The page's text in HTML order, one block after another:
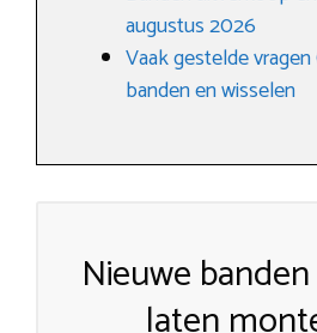
augustus 2026
Vaak gestelde
banden en wisselen
Nieuwe